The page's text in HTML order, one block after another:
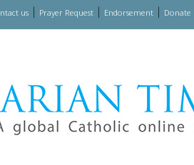
us| Prayer Request| Endorsement| Donate